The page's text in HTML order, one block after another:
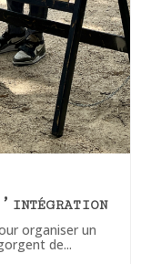
organiser un
de...